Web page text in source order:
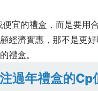
宜的禮盒，而是要用
經濟實惠，那不是更
禮盒。
過年禮盒的Cp